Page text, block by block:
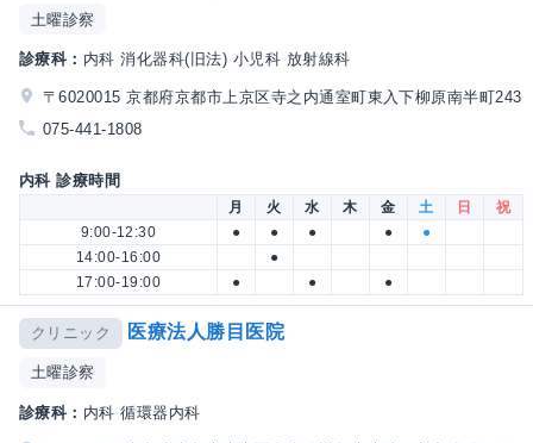
土曜診察
診療科： 内科 消化器科(旧法) 小児科 放射線科
〒6020015 京都府京都市上京区寺之内通室町東入下柳原南半町243
075-441-1808
内科 診療時間
月 火 水 木 金 土 日
祝
9:00-12:30
● ● ● ●
●
14:00-16:00
●
17:00-19:00
● ● ●
クリニック 医療法人勝目医院
土曜診察
診療科： 内科 循環器内科